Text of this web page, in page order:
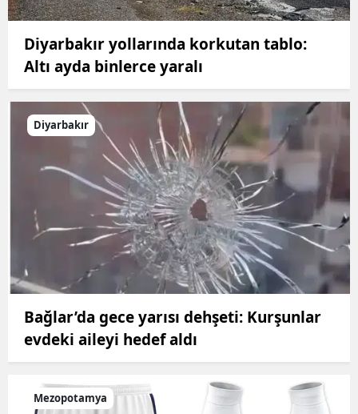
Diyarbakır yollarında korkutan tablo:
Altı ayda binlerce yaralı
Diyarbakır
Bağlar’da gece yarısı dehşeti: Kurşunlar
evdeki aileyi hedef aldı
Mezopotamya